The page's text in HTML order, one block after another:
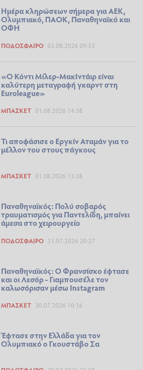
Ημέρα κληρώσεων σήμερα για ΑΕΚ,
Ολυμπιακό, ΠΑΟΚ, Παναθηναϊκό και
ΟΦΗ
ΠΟΔΌΣΦΑΙΡΟ 03.08.2026 09:53
«Ο Κόντι Μίλερ-ΜακΙντάιρ είναι
καλύτερη μεταγραφή γκαρντ στη
Euroleague»
ΜΠΆΣΚΕΤ 01.08.2026 14:58
Τι αποφάσισε ο Εργκίν Αταμάν για το
μέλλον του στους πάγκους
ΜΠΆΣΚΕΤ 01.08.2026 13:38
Παναθηναϊκός: Πολύ σοβαρός
τραυματισμός για Παντελίδη, μπαίνει
άμεσα στο χειρουργείο
ΠΟΔΌΣΦΑΙΡΟ 31.07.2026 20:27
Παναθηναϊκός: Ο Φρανσίσκο έφτασε
και οι Λεσόρ - Γιαμπουσέλε τον
καλωσόρισαν μέσω Instagram
ΜΠΆΣΚΕΤ 30.07.2026 10:16
Έφτασε στην Ελλάδα για τον
Ολυμπιακό ο Γκουστάβο Σα